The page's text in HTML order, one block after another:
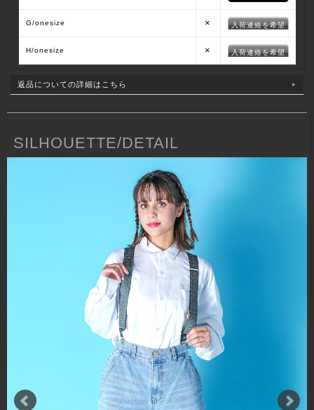
G/onesize × 入荷連絡を希望
H/onesize × 入荷連絡を希望
返品についての詳細はこちら
SILHOUETTE/DETAIL